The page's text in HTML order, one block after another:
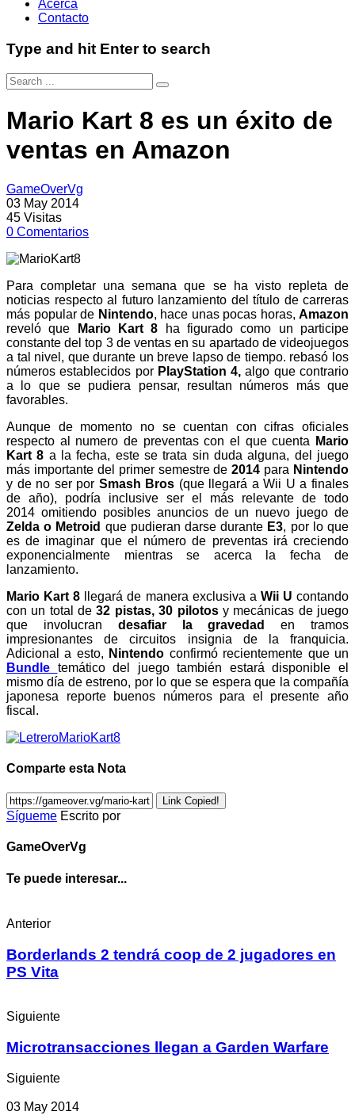
Acerca
Contacto
Type and hit Enter to search
Mario Kart 8 es un éxito de
ventas en Amazon
GameOverVg
03 May 2014
45 Visitas
0 Comentarios
Para completar una semana que se ha visto repleta de
noticias respecto al futuro lanzamiento del título de carreras
más popular de Nintendo, hace unas pocas horas, Amazon
reveló que
Mario Kart 8 ha figurado como un participe
constante del top 3 de ventas en su apartado de videojuegos
a tal nivel, que durante un breve lapso de tiempo. rebasó los
números establecidos por PlayStation 4, algo que contrario
a lo que se pudiera pensar, resultan números más que
favorables.
Aunque de momento no se cuentan con cifras oficiales
respecto al numero de preventas con el que cuenta
Mario
Kart 8 a la fecha, este se trata sin duda alguna, del juego
más importante del primer semestre de2014 para Nintendo
y de no ser por Smash Bros (que llegará a Wii U a finales
de año), podría inclusive ser el más relevante de todo
2014 omitiendo posibles anuncios de un nuevo juego de
Zelda o Metroid que pudieran darse durante E3, por lo que
es de imaginar que el número de preventas irá creciendo
exponencialmente mientras se acerca la fecha de
lanzamiento.
Mario Kart 8 llegará de manera exclusiva a Wii U contando
con un total de32 pistas, 30 pilotosy mecánicas de juego
que involucran desafiar la gravedad
en tramos
impresionantes de circuitos insignia de la franquicia.
Adicional a esto, Nintendo confirmó recientemente que un
Bundle temático del juego también estará disponible el
mismo día de estreno, por lo que se espera que la compañía
japonesa reporte buenos números para el presente año
fiscal.
Comparte esta Nota
Link Copied!
Sígueme Escrito por
GameOverVg
Te puede interesar...
Anterior
Borderlands 2 tendrá coop de 2 jugadores en
PS Vita
Siguiente
Microtransacciones llegan a Garden Warfare
Siguiente
03 May 2014